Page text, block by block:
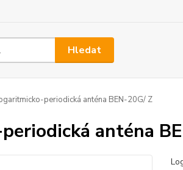
Hledat
periodická anténa BEN-20G/ Z
anténa